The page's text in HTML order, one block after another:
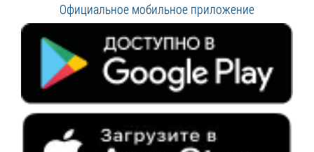
Официальное мобильное приложение